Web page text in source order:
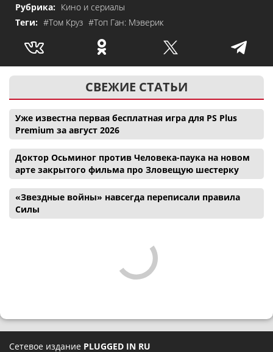
Рубрика: Кино и сериалы
Теги: #Том Круз #Топ Ган: Мэверик
СВЕЖИЕ СТАТЬИ
Уже известна первая бесплатная игра для PS Plus
Premium за август 2026
Доктор Осьминог против Человека-паука на новом
арте закрытого фильма про Зловещую шестерку
«Звездные войны» навсегда переписали правила
Силы
Сетевое издание PLUGGED IN RU